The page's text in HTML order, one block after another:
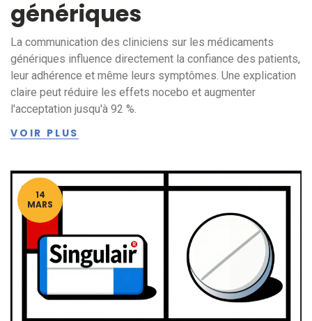
génériques
La communication des cliniciens sur les médicaments
génériques influence directement la confiance des patients,
leur adhérence et même leurs symptômes. Une explication
claire peut réduire les effets nocebo et augmenter
l'acceptation jusqu'à 92 %.
VOIR PLUS
14
MARS